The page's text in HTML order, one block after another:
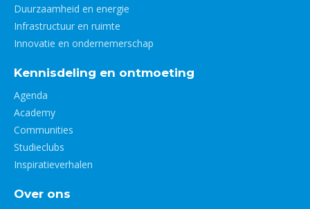
Duurzaamheid en energie
Infrastructuur en ruimte
Innovatie en ondernemerschap
Kennisdeling en ontmoeting
Agenda
Academy
Communities
Studieclubs
Inspiratieverhalen
Over ons